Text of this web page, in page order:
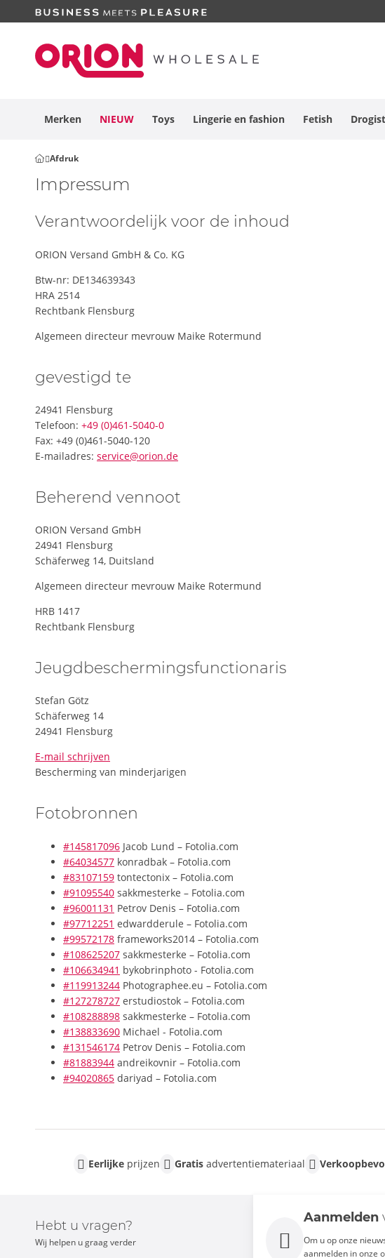
Merken NIEUW Toys Lingerie en fashion Fetish
Afdruk
Impressum
Verantwoordelijk voor de inhoud
ORION Versand GmbH & Co. KG
Btw-nr: DE134639343
HRA 2514
Rechtbank Flensburg
Algemeen directeur mevrouw Maike Rotermund
gevestigd te
24941 Flensburg
Telefoon: +49 (0)461-5040-0
Fax: +49 (0)461-5040-120
E-mailadres: service@orion.de
Beherend vennoot
ORION Versand GmbH
24941 Flensburg
Schäferweg 14, Duitsland
Algemeen directeur mevrouw Maike Rotermund
HRB 1417
Rechtbank Flensburg
Jeugdbeschermingsfunctionaris
Stefan Götz
Schäferweg 14
24941 Flensburg
E-mail schrijven
Bescherming van minderjarigen
Fotobronnen
#145817096 Jacob Lund – Fotolia.com
#64034577 konradbak – Fotolia.com
#83107159 tontectonix – Fotolia.com
#91095540 sakkmesterke – Fotolia.com
#96001131 Petrov Denis – Fotolia.com
#97712251 edwardderule – Fotolia.com
#99572178 frameworks2014 – Fotolia.com
#108625207 sakkmesterke – Fotolia.com
#106634941 bykobrinphoto - Fotolia.com
#119913244 Photographee.eu – Fotolia.com
#127278727 erstudiostok – Fotolia.com
#108288898 sakkmesterke – Fotolia.com
#138833690 Michael - Fotolia.com
#131546174 Petrov Denis – Fotolia.com
#81883944 andreikovnir – Fotolia.com
#94020865 dariyad – Fotolia.com
Eerlijkeprijzen Gratisadvertentiemateriaal
Hebt u vragen?
Wij helpen u graag verder
Aanmelden
Om u op onze
aanmelden in onze